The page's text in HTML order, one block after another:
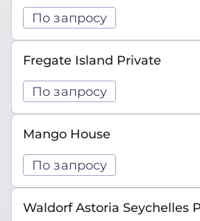
По запросу
Fregate Island Private
По запросу
Mango House
По запросу
Waldorf Astoria Seychelles